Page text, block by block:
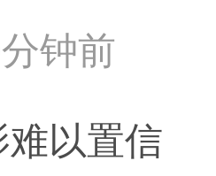
钟前
难以置信